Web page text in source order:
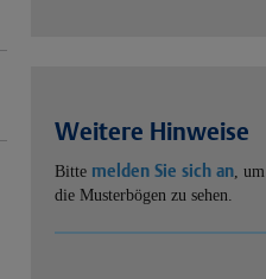
Weitere Hinweise
Bitte melden Sie sich an, um
die Musterbögen zu sehen.